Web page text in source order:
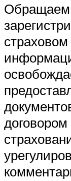
Обращаем